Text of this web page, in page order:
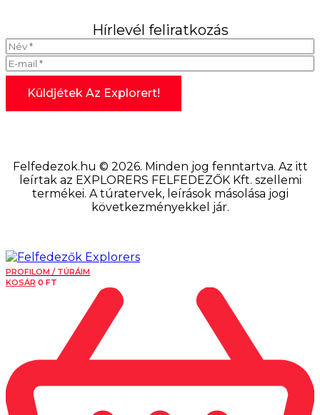
Hírlevél feliratkozás
Felfedezok.hu © 2026. Minden jog fenntartva. Az itt
leírtak az EXPLORERS FELFEDEZŐK Kft. szellemi
termékei. A túratervek, leírások másolása jogi
következményekkel jár.
PROFILOM / TÚRÁIM
KOSÁR 0 FT